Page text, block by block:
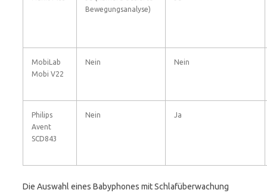
Bewegungsanalyse)
MobiLab
Mobi V22
Nein Nein
Philips
Avent
SCD843
Nein Ja
Die Auswahl eines Babyphones mit Schlafüberwachung